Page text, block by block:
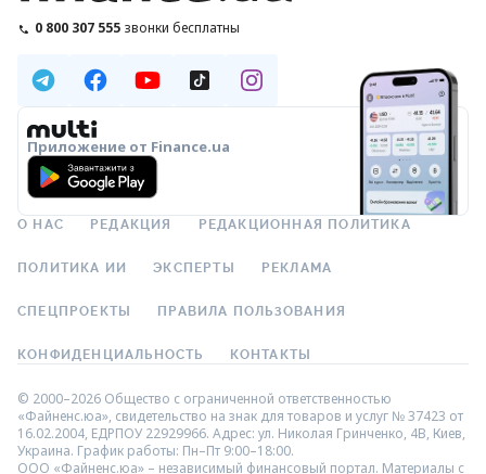
0 800 307 555 звонки бесплатны
Приложение от Finance.ua
О НАС РЕДАКЦИЯ РЕДАКЦИОННАЯ ПОЛИТИКА
ПОЛИТИКА ИИ ЭКСПЕРТЫ РЕКЛАМА
СПЕЦПРОЕКТЫ ПРАВИЛА ПОЛЬЗОВАНИЯ
КОНФИДЕНЦИАЛЬНОСТЬ КОНТАКТЫ
© 2000–2026 Общество с ограниченной ответственностью
«Файненс.юа», свидетельство на знак для товаров и услуг № 37423 от
16.02.2004, ЕДРПОУ 22929966. Адрес: ул. Николая Гринченко, 4В, Киев,
Украина. График работы: Пн–Пт 9:00–18:00.
ООО «Файненс.юа» – независимый финансовый портал. Материалы с